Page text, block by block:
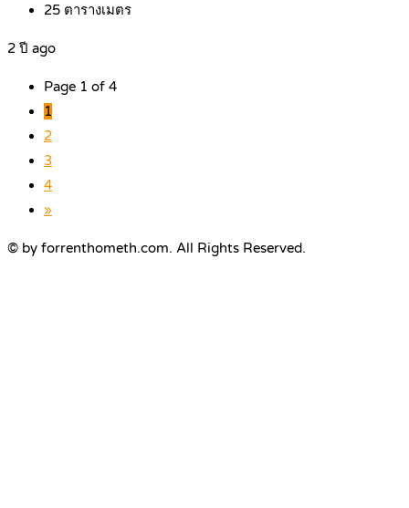
25 ตารางเมตร
2 ปี ago
Page 1 of 4
1
2
3
4
»
© by forrenthometh.com. All Rights Reserved.